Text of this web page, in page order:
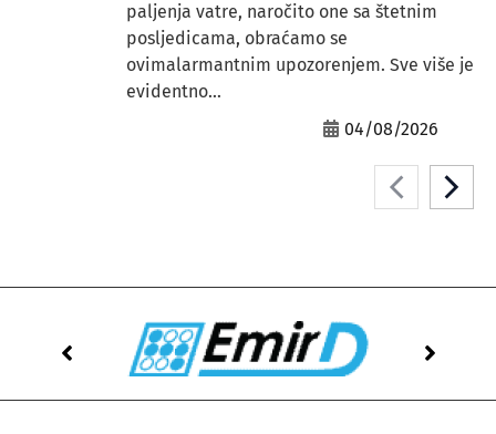
paljenja vatre, naročito one sa štetnim
posljedicama, obraćamo se
ovimalarmantnim upozorenjem. Sve više je
evidentno...
04/08/2026